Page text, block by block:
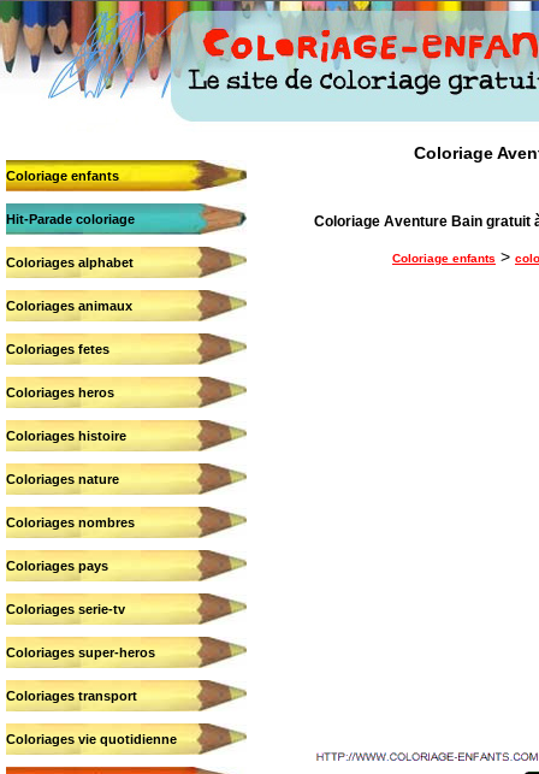
Coloriage enfants
Hit-Parade coloriage
Coloriages alphabet
Coloriages animaux
Coloriages fetes
Coloriages heros
Coloriages histoire
Coloriages nature
Coloriages nombres
Coloriages pays
Coloriages serie-tv
Coloriages super-heros
Coloriages transport
Coloriages vie quotidienne
Coloriage
Coloriage Aventure Bain gratuit
Coloriage enfants >